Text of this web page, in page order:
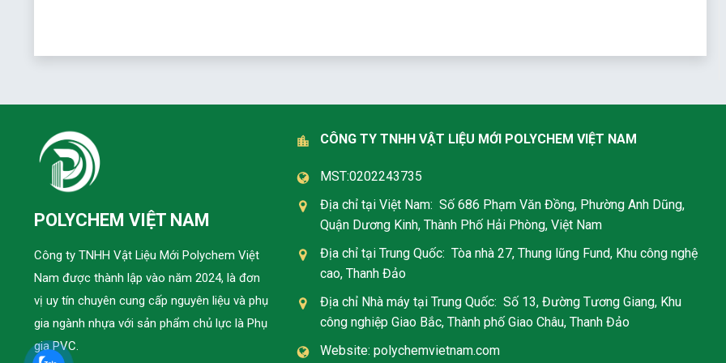
POLYCHEM VIỆT NAM
Công ty TNHH Vật Liệu Mới Polychem Việt
Nam được thành lập vào năm 2024, là đơn
vị uy tín chuyên cung cấp nguyên liệu và phụ
gia ngành nhựa với sản phẩm chủ lực là Phụ
gia PVC.
CÔNG TY TNHH VẬT LIỆU MỚI POLYCHEM VIỆT NAM
MST:0202243735
Địa chỉ tại Việt Nam: Số 686 Phạm Văn Đồng, Phường Anh Dũng,
Quận Dương Kinh, Thành Phố Hải Phòng, Việt Nam
Địa chỉ tại Trung Quốc: Tòa nhà 27, Thung lũng Fund, Khu công nghệ
cao, Thanh Đảo
Địa chỉ Nhà máy tại Trung Quốc: Số 13, Đường Tương Giang, Khu
công nghiệp Giao Bắc, Thành phố Giao Châu, Thanh Đảo
Website: polychemvietnam.com